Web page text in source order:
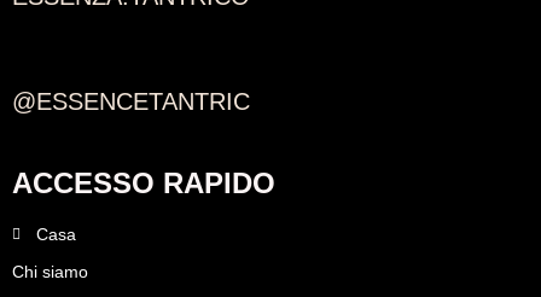
@ESSENCETANTRIC
ACCESSO RAPIDO
Casa
Chi siamo